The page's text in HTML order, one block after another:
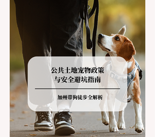
能面临高额罚单或被公路巡警（CHP）劝
返，更可能在冰雪路面上引发严重的安全事
故。本文将为您系统解析加州的防滑链政策，
帮助您明确自己的车型在不同路况下的具体要
求，并为出行做好充足准备。 一、 核心概
念：看懂加州 R1, R2, R3 管制级别 当恶劣天
气来袭，加州交通局会在公路上启动防滑链管
制，并通过电子路牌指示当前的管制级别。加
州采用三个递进的级别（R1至R3）来规范通
行车辆： R1 管制 (Requirement 1) 规定内
容： 所有车辆必须安装防滑链。 豁免条件：
乘用车（Passenger Vehicles）、轻型卡车
（Light Trucks）只要配备了雪地轮胎（Snow